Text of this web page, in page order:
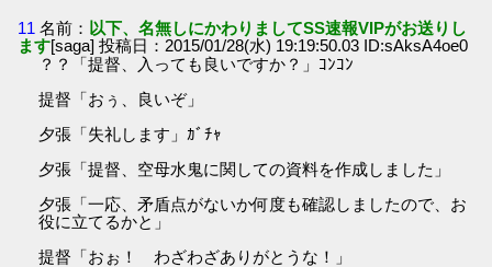
11 名前： 以下、名無しにかわりましてSS速報VIPがお送りし
ます[saga] 投稿日：2015/01/28(水) 19:19:50.03 ID:sAksA4oe0
？？「提督、入っても良いですか？」ｺﾝｺﾝ
提督「おぅ、良いぞ」
夕張「失礼します」ｶﾞﾁｬ
夕張「提督、空母水鬼に関しての資料を作成しました」
夕張「一応、矛盾点がないか何度も確認しましたので、お
役に立てるかと」
提督「おぉ！ わざわざありがとうな！」